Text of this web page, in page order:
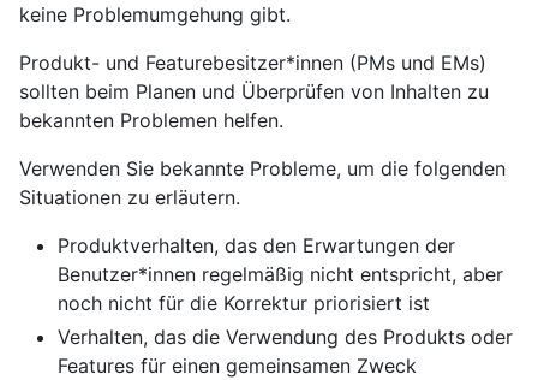
keine Problemumgehung gibt.
Produkt- und Featurebesitzer*innen (PMs und EMs)
sollten beim Planen und Überprüfen von Inhalten zu
bekannten Problemen helfen.
Verwenden Sie bekannte Probleme, um die folgenden
Situationen zu erläutern.
Produktverhalten, das den Erwartungen der
Benutzer*innen regelmäßig nicht entspricht, aber
noch nicht für die Korrektur priorisiert ist
Verhalten, das die Verwendung des Produkts oder
Features für einen gemeinsamen Zweck